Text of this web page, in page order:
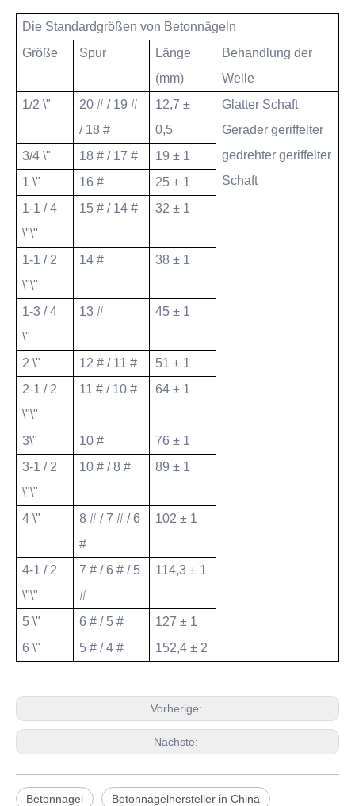
Die Standardgrößen von Betonnägeln
Größe
Spur
Länge
(mm)
Behandlung der
Welle
1/2 \"
20 # / 19 #
/ 18 #
12,7 ±
0,5
Glatter Schaft
Gerader geriffelter
gedrehter geriffelter
Schaft
3/4 \" 18 # / 17 #
19 ± 1
1 \"
16 #
25 ± 1
1-1 / 4
\"\"
15 # / 14 # 32 ± 1
1-1 / 2
\"\"
14 # 38 ± 1
1-3 / 4
\"
13 # 45 ± 1
2 \" 12 # / 11 #
51 ± 1
2-1 / 2
\"\"
11 # / 10 # 64 ± 1
3\" 10 #
76 ± 1
3-1 / 2
\"\"
10 # / 8 # 89 ± 1
4 \"
8 # / 7 # / 6
#
102 ± 1
4-1 / 2
\"\"
7 # / 6 # / 5
#
114,3 ± 1
5 \" 6 # / 5 #
127 ± 1
6 \"
5 # / 4 # 152,4 ± 2
Vorherige:
Nächste:
Betonnagel Betonnagelhersteller in China